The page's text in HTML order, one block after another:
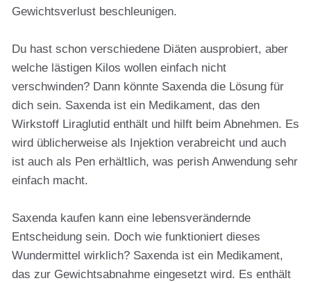
Gewichtsverlust beschleunigen.
Du hast schon verschiedene Diäten ausprobiert, aber
welche lästigen Kilos wollen einfach nicht
verschwinden? Dann könnte Saxenda die Lösung für
dich sein. Saxenda ist ein Medikament, das den
Wirkstoff Liraglutid enthält und hilft beim Abnehmen. Es
wird üblicherweise als Injektion verabreicht und auch
ist auch als Pen erhältlich, was perish Anwendung sehr
einfach macht.
Saxenda kaufen kann eine lebensverändernde
Entscheidung sein. Doch wie funktioniert dieses
Wundermittel wirklich? Saxenda ist ein Medikament,
das zur Gewichtsabnahme eingesetzt wird. Es enthält